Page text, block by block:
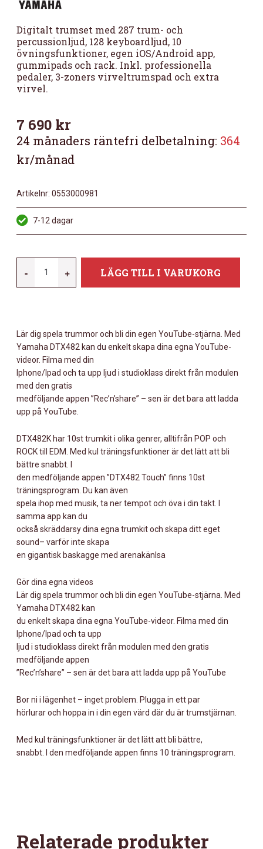
Digitalt trumset med 287 trum- och
percussionljud, 128 keyboardljud, 10
övningsfunktioner, egen iOS/Android app,
gummipads och rack. Inkl. professionella
pedaler, 3-zoners virveltrumspad och extra
virvel.
7 690 kr
24 månaders räntefri delbetalning: 364
kr/månad
Artikelnr: 0553000981
7-12 dagar
-
DTX482K
+ LÄGG TILL I VARUKORG
Lär dig spela trummor och bli din egen YouTube-stjärna. Med
Yamaha DTX482 kan du enkelt skapa dina egna YouTube-
videor. Filma med din
Iphone/Ipad och ta upp ljud i studioklass direkt från modulen
med den gratis
medföljande appen ”Rec’n’share” – sen är det bara att ladda
upp på YouTube.
DTX482K har 10st trumkit i olika genrer, alltifrån POP och
ROCK till EDM. Med kul träningsfunktioner är det lätt att bli
bättre snabbt. I
den medföljande appen ”DTX482 Touch” finns 10st
träningsprogram. Du kan även
spela ihop med musik, ta ner tempot och öva i din takt. I
samma app kan du
också skräddarsy dina egna trumkit och skapa ditt eget
sound– varför inte skapa
en gigantisk baskagge med arenakänlsa
Gör dina egna videos
Lär dig spela trummor och bli din egen YouTube-stjärna. Med
Yamaha DTX482 kan
du enkelt skapa dina egna YouTube-videor. Filma med din
Iphone/Ipad och ta upp
ljud i studioklass direkt från modulen med den gratis
medföljande appen
”Rec’n’share” – sen är det bara att ladda upp på YouTube
Bor ni i lägenhet – inget problem. Plugga in ett par
hörlurar och hoppa in i din egen värd där du är trumstjärnan.
Med kul träningsfunktioner är det lätt att bli bättre,
snabbt. I den medföljande appen finns 10 träningsprogram.
Relaterade produkter